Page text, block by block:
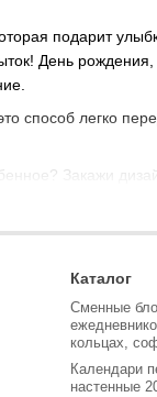
подарит
День
способ легко
Закажи
Каталог
Сменные
кольцах,
Календари
настенные